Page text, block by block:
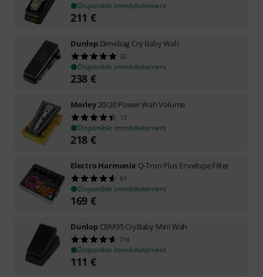
Disponible immédiatement
211 €
Dunlop Dimebag Cry Baby Wah
32
Disponible immédiatement
238 €
Morley 20/20 Power Wah Volume
13
Disponible immédiatement
218 €
Electro Harmonix Q-Tron Plus Envelope Filter
61
Disponible immédiatement
169 €
Dunlop CBM95 CryBaby Mini Wah
214
Disponible immédiatement
111 €